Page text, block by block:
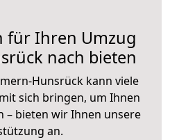
für Ihren Umzug
nach bieten
Hunsrück kann viele
sich bringen, um Ihnen
– bieten wir Ihnen unsere
an.